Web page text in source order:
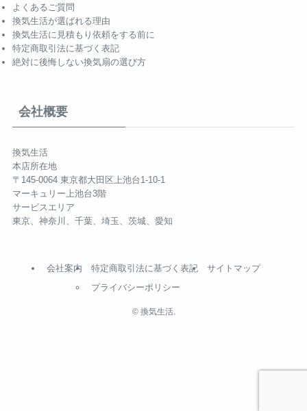
よくあるご質問
換気生活が選ばれる理由
換気生活に見積もり依頼をする前に
特定商取引法に基づく表記
絶対に後悔しない換気扇の選び方
会社概要
換気生活
本店所在地
〒145-0064 東京都大田区上池台1-10-1
マーキュリー上池台3階
サービスエリア
東京、神奈川、千葉、埼玉、茨城、愛知
会社案内
特定商取引法に基づく表記
プライバシーポリシー
サイトマップ
©換気生活.